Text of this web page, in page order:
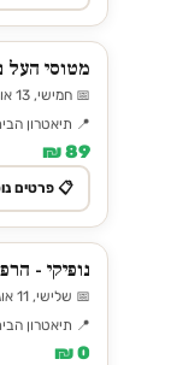
מטוסי העל
📅 חמישי, 13 אוגוסט ⏰ 17:30
📍 תיאטרון
89 ₪
📋 פרטים
נופיקי -
📅 שלישי, 11 אוגוסט ⏰ 17:30
📍 תיאטרון
0 ₪